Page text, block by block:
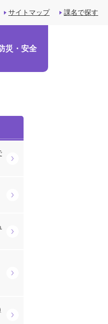
サイトマップ 課名で探す
災・安全